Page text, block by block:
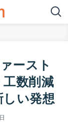
ースト
数削減
しい発想